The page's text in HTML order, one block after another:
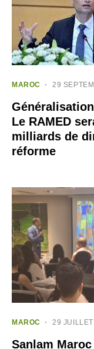
MAROC 29
Le RAMED
milliards de
réforme
MAROC 29
Sanlam